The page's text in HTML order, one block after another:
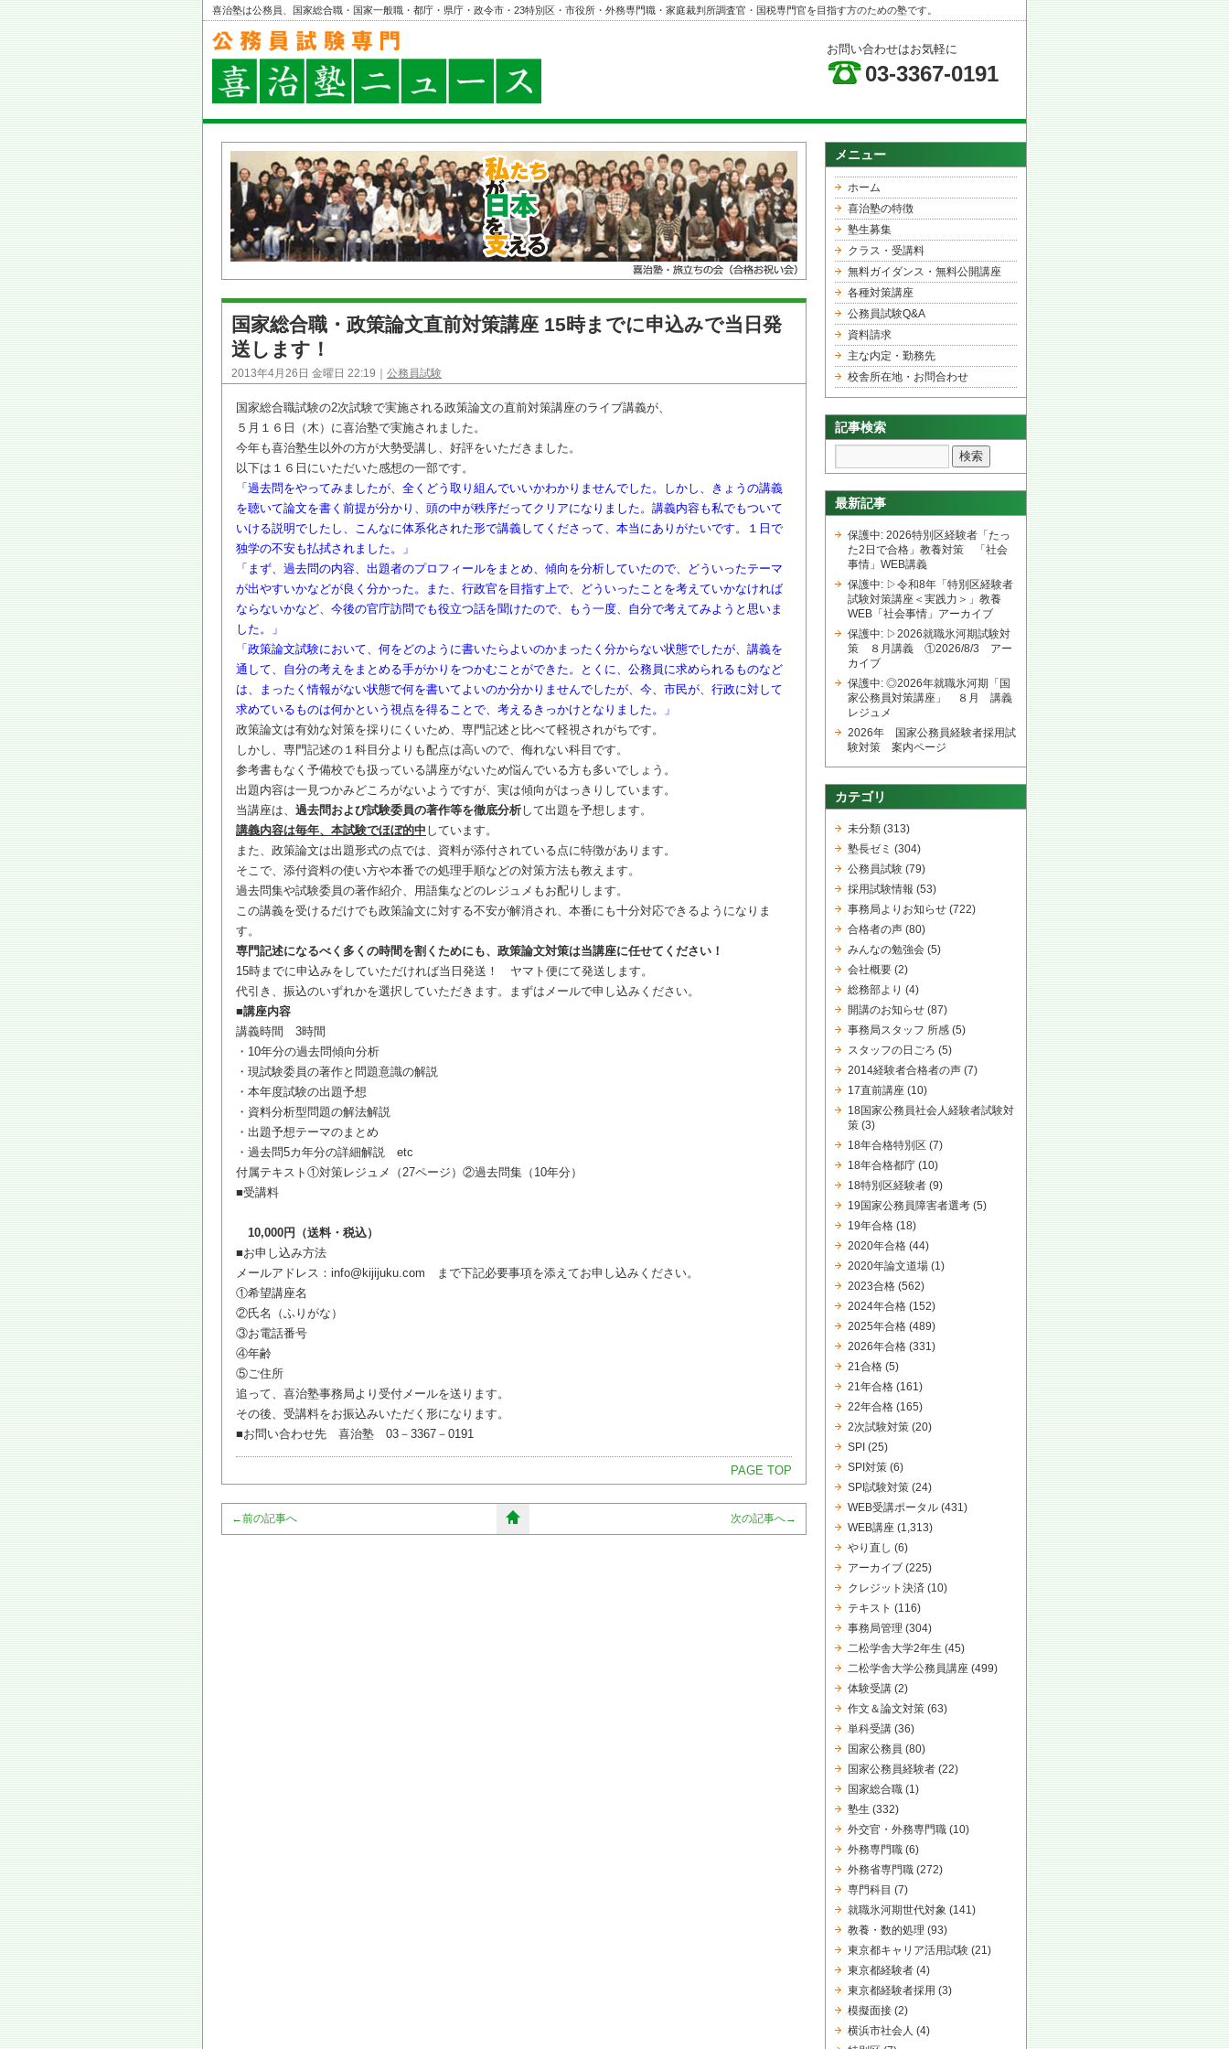
喜治塾は公務員、国家総合職・国家一般職・都庁・県庁・政令市・23特別区・市役所・外務専門職・家庭裁判所調査官・国税専門官を目指す方のための塾です。
お問い合わせはお気軽に
03-3367-0191
国家総合職・政策論文直前対策講座 15時までに申込みで当日発
送します！
2013年4月26日 金曜日 22:19｜ 公務員試験
国家総合職試験の2次試験で実施される政策論文の直前対策講座のライブ講義が、
５月１６日（木）に喜治塾で実施されました。
今年も喜治塾生以外の方が大勢受講し、好評をいただきました。
以下は１６日にいただいた感想の一部です。
「過去問をやってみましたが、全くどう取り組んでいいかわかりませんでした。しかし、きょうの講義
を聴いて論文を書く前提が分かり、頭の中が秩序だってクリアになりました。講義内容も私でもついて
いける説明でしたし、こんなに体系化された形で講義してくださって、本当にありがたいです。１日で
独学の不安も払拭されました。」
「まず、過去問の内容、出題者のプロフィールをまとめ、傾向を分析していたので、どういったテーマ
が出やすいかなどが良く分かった。また、行政官を目指す上で、どういったことを考えていかなければ
ならないかなど、今後の官庁訪問でも役立つ話を聞けたので、もう一度、自分で考えてみようと思いま
した。」
「政策論文試験において、何をどのように書いたらよいのかまったく分からない状態でしたが、講義を
通して、自分の考えをまとめる手がかりをつかむことができた。とくに、公務員に求められるものなど
は、まったく情報がない状態で何を書いてよいのか分かりませんでしたが、今、市民が、行政に対して
求めているものは何かという視点を得ることで、考えるきっかけとなりました。」
政策論文は有効な対策を採りにくいため、専門記述と比べて軽視されがちです。
しかし、専門記述の１科目分よりも配点は高いので、侮れない科目です。
参考書もなく予備校でも扱っている講座がないため悩んでいる方も多いでしょう。
出題内容は一見つかみどころがないようですが、実は傾向がはっきりしています。
当講座は、 過去問および試験委員の著作等を徹底分析して出題を予想します。
講義内容は毎年、本試験でほぼ的中 しています。
また、政策論文は出題形式の点では、資料が添付されている点に特徴があります。
そこで、添付資料の使い方や本番での処理手順などの対策方法も教えます。
過去問集や試験委員の著作紹介、用語集などのレジュメもお配りします。
この講義を受けるだけでも政策論文に対する不安が解消され、本番にも十分対応できるようになりま
す。
専門記述になるべく多くの時間を割くためにも、政策論文対策は当講座に任せてください！
15時までに申込みをしていただければ当日発送！ ヤマト便にて発送します。
代引き、振込のいずれかを選択していただきます。まずはメールで申し込みください。
■講座内容
講義時間 3時間
・10年分の過去問傾向分析
・現試験委員の著作と問題意識の解説
・本年度試験の出題予想
・資料分析型問題の解法解説
・出題予想テーマのまとめ
・過去問5カ年分の詳細解説 etc
付属テキスト①対策レジュメ（27ページ）②過去問集（10年分）
■受講料
10,000円（送料・税込）
■お申し込み方法
メールアドレス：info@kijijuku.com まで下記必要事項を添えてお申し込みください。
①希望講座名
②氏名（ふりがな）
③お電話番号
④年齢
⑤ご住所
追って、喜治塾事務局より受付メールを送ります。
その後、受講料をお振込みいただく形になります。
■お問い合わせ先 喜治塾 03－3367－0191
PAGE TOP
←前の記事へ 次の記事へ→
メニュー
ホーム
喜治塾の特徴
塾生募集
クラス・受講料
無料ガイダンス・無料公開講座
各種対策講座
公務員試験Q&A
資料請求
主な内定・勤務先
校舎所在地・お問合わせ
記事検索
最新記事
保護中: 2026特別区経験者「たっ
た2日で合格」教養対策 「社会
事情」WEB講義
保護中: ▷令和8年「特別区経験者
試験対策講座＜実践力＞」教養
WEB「社会事情」アーカイブ
保護中: ▷2026就職氷河期試験対
策 ８月講義 ①2026/8/3 アー
カイブ
保護中: ◎2026年就職氷河期「国
家公務員対策講座」 ８月 講義
レジュメ
2026年 国家公務員経験者採用試
験対策 案内ページ
カテゴリ
未分類 (313)
塾長ゼミ (304)
公務員試験 (79)
採用試験情報 (53)
事務局よりお知らせ (722)
合格者の声 (80)
みんなの勉強会 (5)
会社概要 (2)
総務部より (4)
開講のお知らせ (87)
事務局スタッフ 所感 (5)
スタッフの日ごろ (5)
2014経験者合格者の声 (7)
17直前講座 (10)
18国家公務員社会人経験者試験対
策 (3)
18年合格特別区 (7)
18年合格都庁 (10)
18特別区経験者 (9)
19国家公務員障害者選考 (5)
19年合格 (18)
2020年合格 (44)
2020年論文道場 (1)
2023合格 (562)
2024年合格 (152)
2025年合格 (489)
2026年合格 (331)
21合格 (5)
21年合格 (161)
22年合格 (165)
2次試験対策 (20)
SPI (25)
SPI対策 (6)
SPI試験対策 (24)
WEB受講ポータル (431)
WEB講座 (1,313)
やり直し (6)
アーカイブ (225)
クレジット決済 (10)
テキスト (116)
事務局管理 (304)
二松学舎大学2年生 (45)
二松学舎大学公務員講座 (499)
体験受講 (2)
作文＆論文対策 (63)
単科受講 (36)
国家公務員 (80)
国家公務員経験者 (22)
国家総合職 (1)
塾生 (332)
外交官・外務専門職 (10)
外務専門職 (6)
外務省専門職 (272)
専門科目 (7)
就職氷河期世代対象 (141)
教養・数的処理 (93)
東京都キャリア活用試験 (21)
東京都経験者 (4)
東京都経験者採用 (3)
模擬面接 (2)
横浜市社会人 (4)